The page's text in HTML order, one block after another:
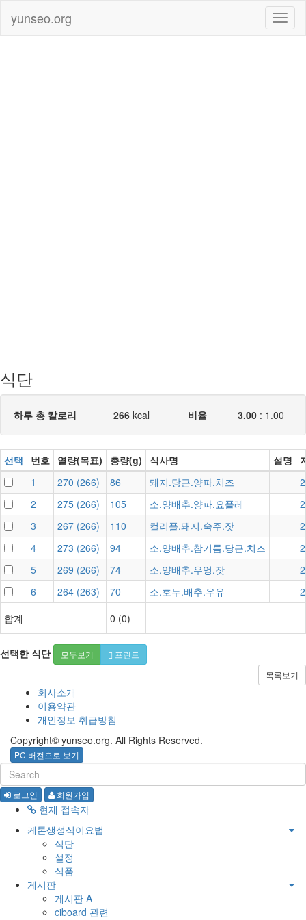
yunseo.org
식단
하루 총 칼로리 266kcal 비율 3.00 : 1.00
선택 번호 열량(목표) 총량(g) 식사명 설명
1
270 (266) 86 돼지.당근.양파.치즈
2
275 (266) 105 소.양배추.양파.요플레
3
267 (266) 110 컬리플.돼지.숙주.잣
4
273 (266) 94 소.양배추.참기름.당근.치즈
5
269 (266) 74 소.양배추.우엉.잣
6
264 (263) 70 소.호두.배추.우유
합계
0 (0)
선택한 식단 모두보기
프린트
목록보기
회사소개
이용약관
개인정보 취급방침
Copyright© yunseo.org. All Rights Reserved.
PC 버전으로 보기
로그인 회원가입
현재 접속자
케톤생성식이요법
식단
설정
식품
게시판
게시판 A
ciboard 관련